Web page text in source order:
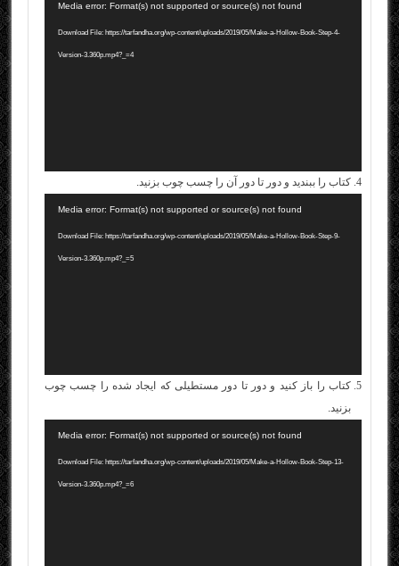
Media error: Format(s) not supported or source(s) not found
Download File: https://tarfandha.org/wp-content/uploads/2019/05/Make-a-Hollow-Book-Step-4-
Version-3.360p.mp4?_=4
کتاب را ببندید و دور تا دور آن را چسب چوب بزنید.
Media error: Format(s) not supported or source(s) not found
Download File: https://tarfandha.org/wp-content/uploads/2019/05/Make-a-Hollow-Book-Step-9-
Version-3.360p.mp4?_=5
کتاب را باز کنید و دور تا دور مستطیلی که ایجاد شده را چسب چوب
بزنید.
Media error: Format(s) not supported or source(s) not found
Download File: https://tarfandha.org/wp-content/uploads/2019/05/Make-a-Hollow-Book-Step-13-
Version-3.360p.mp4?_=6